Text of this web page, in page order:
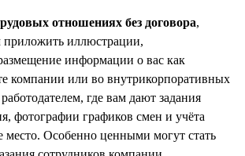
отношениях без договора,
приложить иллюстрации,
информации о вас как
компании или во внутрикорпоративных
где вам дают задания
фотографии графиков смен и учёта
место. Особенно ценными могут стать